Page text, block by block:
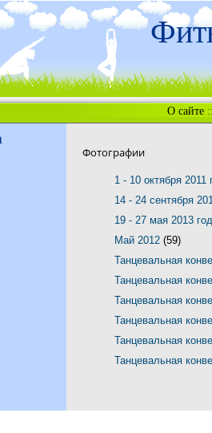
О сайте
Фотографии
1 - 10 октября 2011
14 - 24 сентября
19 - 27 мая 2013
Май 2012 (59)
Танцевальная
Танцевальная
Танцевальная
Танцевальная
Танцевальная
Танцевальная